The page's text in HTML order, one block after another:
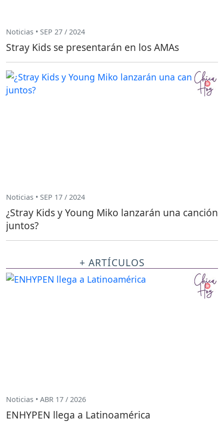
Noticias • SEP 27 / 2024
Stray Kids se presentarán en los AMAs
Noticias • SEP 17 / 2024
¿Stray Kids y Young Miko lanzarán una canción
juntos?
+ ARTÍCULOS
Noticias • ABR 17 / 2026
ENHYPEN llega a Latinoamérica